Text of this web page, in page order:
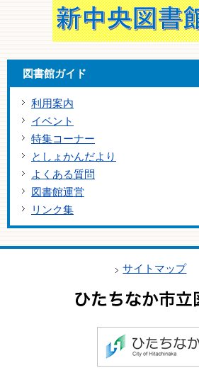
図書館ガイド
利用案内
イベント
特集コーナー
としょかんだより
よくある質問
図書館運営
リンク集
サイトマップ